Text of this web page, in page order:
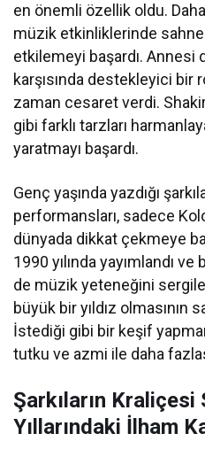
en önemli özellik oldu.
müzik etkinliklerinde sahne
etkilemeyi başardı. Annesi
karşısında destekleyici bir
zaman cesaret verdi.
gibi farklı tarzları
yaratmayı başardı.
Genç yaşında yazdığı
performansları, sadece
dünyada dikkat çekmeye
1990 yılında yayımlandı
de müzik yeteneğini
büyük bir yıldız olmasının
İstediği gibi bir keşif
tutku ve azmi ile daha
Şarkıların
Yıllarındaki İlham